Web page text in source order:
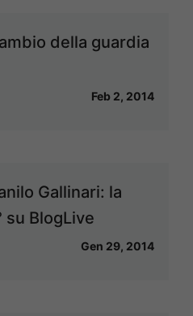
della guardia
Feb 2, 2014
Gallinari: la
su BlogLive
Gen 29, 2014